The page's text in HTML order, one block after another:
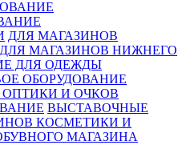
ДЛЯ МАГАЗИНОВ
ДЛЯ МАГАЗИНОВ НИЖНЕГО
ДЛЯ ОДЕЖДЫ
ОБОРУДОВАНИЕ
И ОЧКОВ
ВЫСТАВОЧНЫЕ
КОСМЕТИКИ И
МАГАЗИНА